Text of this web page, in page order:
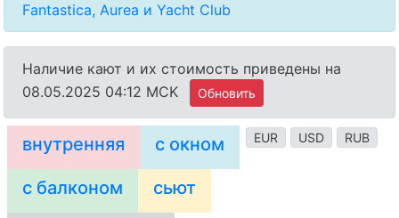
Fantastica, Aurea и Yacht Club
Наличие кают и их стоимость приведены на
08.05.2025 04:12 MCK
Обновить
EUR USD RUB
внутренняя с окном
с балконом сьют